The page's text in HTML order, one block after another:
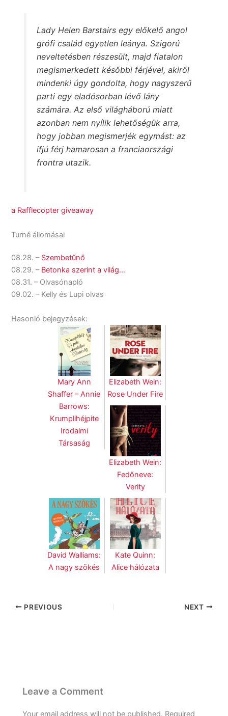
Lady ​Helen Barstairs egy előkelő angol
grófi család egyetlen leánya. Szigorú
neveltetésben részesült, majd fiatalon
megismerkedett későbbi férjével, akiről
mindenki úgy gondolta, hogy nagyszerű
parti egy eladósorban lévő lány
számára. Az első világháború miatt
azonban nem nyílik lehetőségük arra,
hogy jobban megismerjék egymást: az
ifjú férj hamarosan a franciaországi
frontra utazik.
a Rafflecopter giveaway
Turné állomásai
08.28. – Szembetűnő
08.29. – Betonka szerint a világ…
08.31. – Olvasónapló
09.02. – Kelly és Lupi olvas
Hasonló bejegyzések:
Mary Ann
Shaffer – Annie
Barrows:
Krumplihéjpite
Irodalmi
Társaság
Elizabeth Wein:
Rose Under Fire
Elizabeth Wein:
Fedőneve:
Verity
David Walliams:
A nagy szökés
Kate Quinn:
Alice hálózata
PREVIOUS NEXT
Leave a Comment
Your email address will not be published. Required